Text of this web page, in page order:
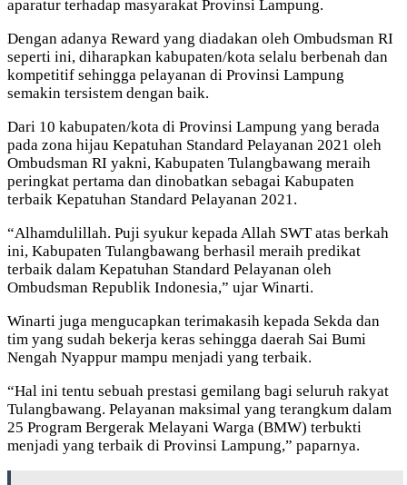
aparatur terhadap masyarakat Provinsi Lampung.
Dengan adanya Reward yang diadakan oleh Ombudsman RI
seperti ini, diharapkan kabupaten/kota selalu berbenah dan
kompetitif sehingga pelayanan di Provinsi Lampung
semakin tersistem dengan baik.
Dari 10 kabupaten/kota di Provinsi Lampung yang berada
pada zona hijau Kepatuhan Standard Pelayanan 2021 oleh
Ombudsman RI yakni, Kabupaten Tulangbawang meraih
peringkat pertama dan dinobatkan sebagai Kabupaten
terbaik Kepatuhan Standard Pelayanan 2021.
“Alhamdulillah. Puji syukur kepada Allah SWT atas berkah
ini, Kabupaten Tulangbawang berhasil meraih predikat
terbaik dalam Kepatuhan Standard Pelayanan oleh
Ombudsman Republik Indonesia,” ujar Winarti.
Winarti juga mengucapkan terimakasih kepada Sekda dan
tim yang sudah bekerja keras sehingga daerah Sai Bumi
Nengah Nyappur mampu menjadi yang terbaik.
“Hal ini tentu sebuah prestasi gemilang bagi seluruh rakyat
Tulangbawang. Pelayanan maksimal yang terangkum dalam
25 Program Bergerak Melayani Warga (BMW) terbukti
menjadi yang terbaik di Provinsi Lampung,” paparnya.